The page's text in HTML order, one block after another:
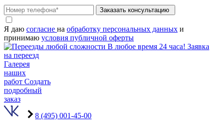
Заказать консультацию
Я даю согласие на обработку персональных данных и
принимаю условия публичной оферты
В любое время 24 часа! Заявка
на переезд
Галерея
наших
работ Создать
подробный
заказ
8 (495) 001-45-00